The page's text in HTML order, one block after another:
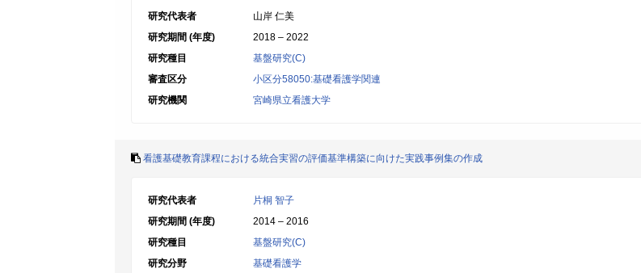
研究代表者
山岸 仁美
研究期間 (年度)
2018 – 2022
研究種目
基盤研究(C)
審査区分
小区分58050:基礎看護学関連
研究機関
宮崎県立看護大学
看護基礎教育課程における統合実習の評価基準構築に向けた実践事例集の作成
研究代表者
片桐 智子
研究期間 (年度)
2014 – 2016
研究種目
基盤研究(C)
研究分野
基礎看護学